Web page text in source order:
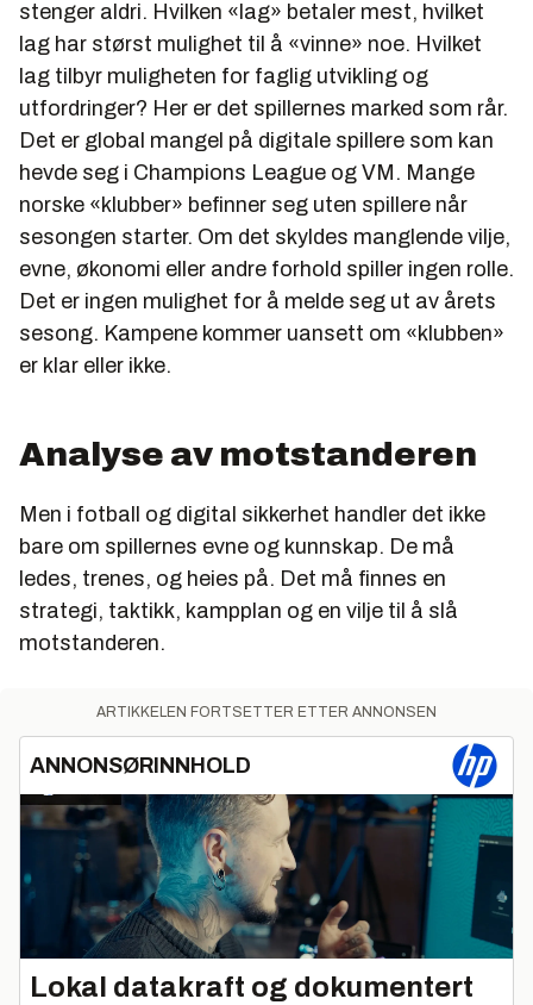
stenger aldri. Hvilken «lag» betaler mest, hvilket
lag har størst mulighet til å «vinne» noe. Hvilket
lag tilbyr muligheten for faglig utvikling og
utfordringer? Her er det spillernes marked som rår.
Det er global mangel på digitale spillere som kan
hevde seg i Champions League og VM. Mange
norske «klubber» befinner seg uten spillere når
sesongen starter. Om det skyldes manglende vilje,
evne, økonomi eller andre forhold spiller ingen rolle.
Det er ingen mulighet for å melde seg ut av årets
sesong. Kampene kommer uansett om «klubben»
er klar eller ikke.
Analyse av motstanderen
Men i fotball og digital sikkerhet handler det ikke
bare om spillernes evne og kunnskap. De må
ledes, trenes, og heies på. Det må finnes en
strategi, taktikk, kampplan og en vilje til å slå
motstanderen.
ARTIKKELEN FORTSETTER ETTER ANNONSEN
ANNONSØRINNHOLD
Lokal datakraft og dokumentert